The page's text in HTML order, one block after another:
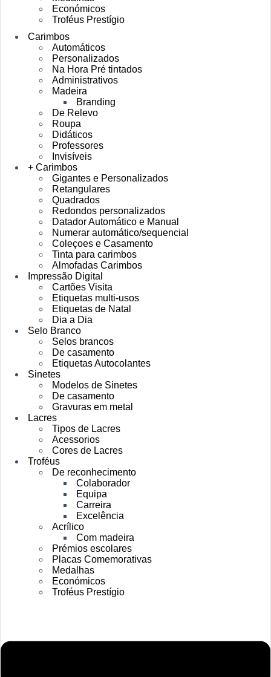
Económicos
Troféus Prestígio
Carimbos
Automáticos
Personalizados
Na Hora Pré tintados
Administrativos
Madeira
Branding
De Relevo
Roupa
Didáticos
Professores
Invisíveis
+ Carimbos
Gigantes e Personalizados
Retangulares
Quadrados
Redondos personalizados
Datador Automático e Manual
Numerar automático/sequencial
Coleçoes e Casamento
Tinta para carimbos
Almofadas Carimbos
Impressão Digital
Cartões Visita
Etiquetas multi-usos
Etiquetas de Natal
Dia a Dia
Selo Branco
Selos brancos
De casamento
Etiquetas Autocolantes
Sinetes
Modelos de Sinetes
De casamento
Gravuras em metal
Lacres
Tipos de Lacres
Acessorios
Cores de Lacres
Troféus
De reconhecimento
Colaborador
Equipa
Carreira
Excelência
Acrílico
Com madeira
Prémios escolares
Placas Comemorativas
Medalhas
Económicos
Troféus Prestígio